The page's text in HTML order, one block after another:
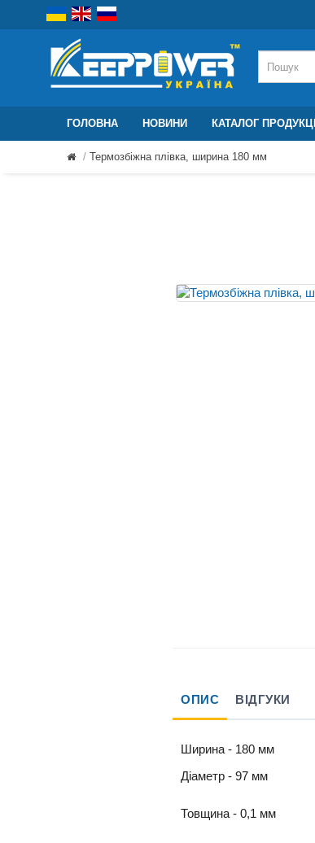
ГОЛОВНА НОВИНИ КАТАЛОГ ПРОДУКЦІЇ
Термозбіжна плівка, ширина 180 мм
ОПИС ВІДГУКИ
Ширина - 180 мм
Діаметр - 97 мм
Товщина - 0,1 мм